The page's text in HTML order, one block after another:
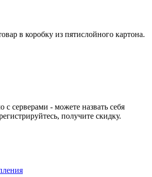
в коробку из пятислойного картона.
с серверами - можете назвать себя
получите скидку.